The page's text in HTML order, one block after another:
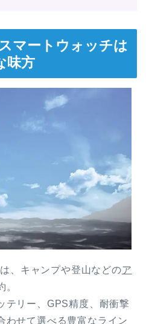
マートウォッチは
味方
、キャンプや登山などのア
。
テリー、GPS精度、耐衝撃
わせて選べる豊富なライン